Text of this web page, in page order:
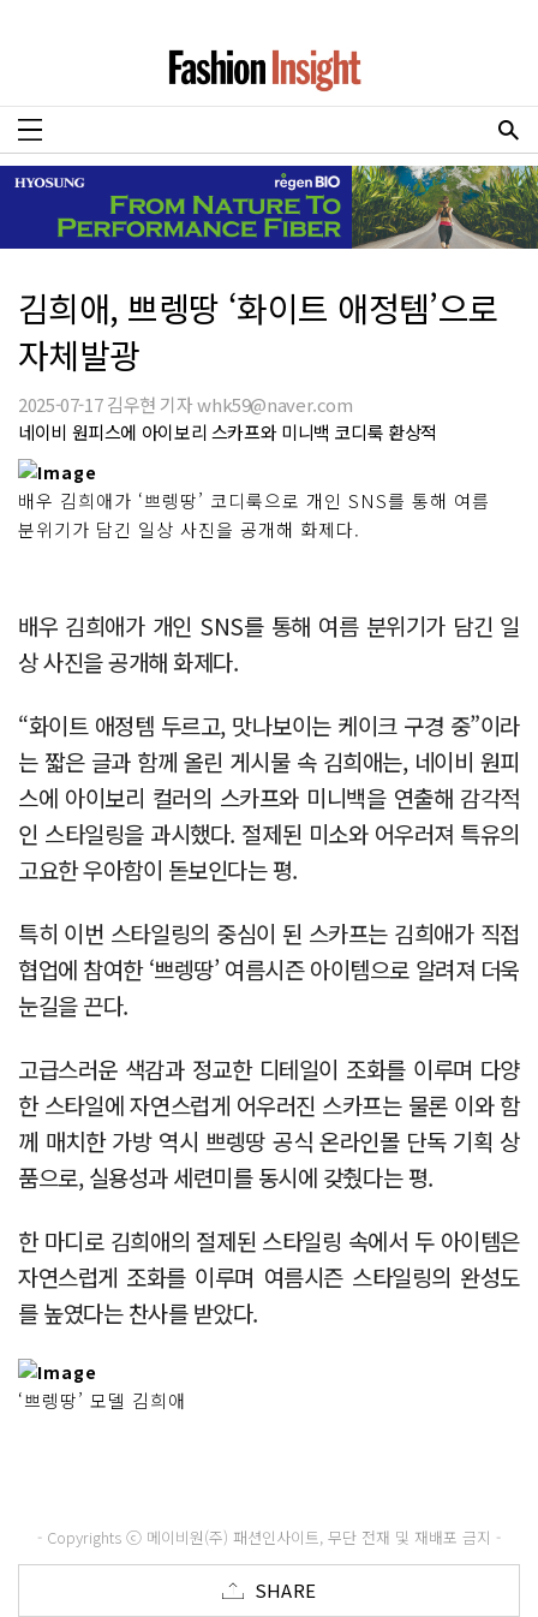
김희애, 쁘렝땅 ‘화이트 애정템’으로
자체발광
2025-07-17 김우현 기자 whk59@naver.com
네이비 원피스에 아이보리 스카프와 미니백 코디룩 환상적
배우 김희애가 ‘쁘렝땅’ 코디룩으로 개인 SNS를 통해 여름
분위기가 담긴 일상 사진을 공개해 화제다.
배우 김희애가 개인 SNS를 통해 여름 분위기가 담긴 일
상 사진을 공개해 화제다.
“화이트 애정템 두르고, 맛나보이는 케이크 구경 중”이라
는 짧은 글과 함께 올린 게시물 속 김희애는, 네이비 원피
스에 아이보리 컬러의 스카프와 미니백을 연출해 감각적
인 스타일링을 과시했다. 절제된 미소와 어우러져 특유의
고요한 우아함이 돋보인다는 평.
특히 이번 스타일링의 중심이 된 스카프는 김희애가 직접
협업에 참여한 ‘쁘렝땅’ 여름시즌 아이템으로 알려져 더욱
눈길을 끈다.
고급스러운 색감과 정교한 디테일이 조화를 이루며 다양
한 스타일에 자연스럽게 어우러진 스카프는 물론 이와 함
께 매치한 가방 역시 쁘렝땅 공식 온라인몰 단독 기획 상
품으로, 실용성과 세련미를 동시에 갖췄다는 평.
한 마디로 김희애의 절제된 스타일링 속에서 두 아이템은
자연스럽게 조화를 이루며 여름시즌 스타일링의 완성도
를 높였다는 찬사를 받았다.
‘쁘렝땅’ 모델 김희애
- Copyrights ⓒ 메이비원(주) 패션인사이트, 무단 전재 및 재배포 금지 -
SHARE